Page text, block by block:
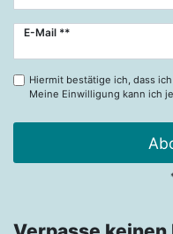
E-Mail **
Newsletter
Hiermit bestätige ich, dass
Meine Einwilligung kann ich